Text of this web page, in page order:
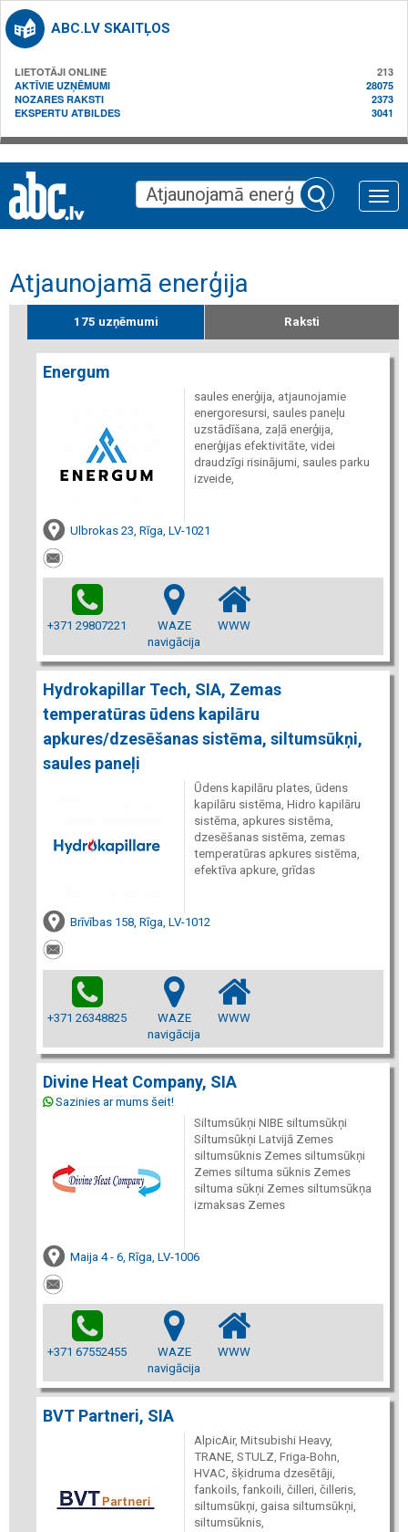
ABC.LV SKAITĻOS
LIETOTĀJI ONLINE
213
AKTĪVIE UZŅĒMUMI
28075
NOZARES RAKSTI
2373
EKSPERTU ATBILDES
3041
Toggle
Atjaunojamā enerģija
175 uzņēmumi Raksti
Energum
saules enerģija, atjaunojamie
energoresursi, saules paneļu
uzstādīšana, zaļā enerģija,
enerģijas efektivitāte, videi
draudzīgi risinājumi, saules parku
izveide,
Ulbrokas 23, Rīga, LV-1021
+371 29807221
WAZE
navigācija
WWW
Hydrokapillar Tech, SIA, Zemas
temperatūras ūdens kapilāru
apkures/dzesēšanas sistēma, siltumsūkņi,
saules paneļi
Ūdens kapilāru plates, ūdens
kapilāru sistēma, Hidro kapilāru
sistēma, apkures sistēma,
dzesēšanas sistēma, zemas
temperatūras apkures sistēma,
efektīva apkure, grīdas
Brīvības 158, Rīga, LV-1012
+371 26348825
WAZE
navigācija
WWW
Divine Heat Company, SIA
Sazinies ar mums šeit!
Siltumsūkņi NIBE siltumsūkņi
Siltumsūkņi Latvijā Zemes
siltumsūknis Zemes siltumsūkņi
Zemes siltuma sūknis Zemes
siltuma sūkņi Zemes siltumsūkņa
izmaksas Zemes
Maija 4 - 6, Rīga, LV-1006
+371 67552455
WAZE
navigācija
WWW
BVT Partneri, SIA
AlpicAir, Mitsubishi Heavy,
TRANE, STULZ, Friga-Bohn,
HVAC, šķidruma dzesētāji,
fankoils, fankoili, čilleri, čilleris,
siltumsūkņi, gaisa siltumsūkņi,
siltumsūknis,